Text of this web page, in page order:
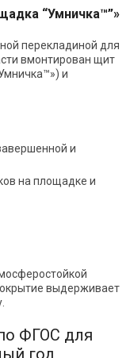
“Умничка™”»
перекладиной для
вмонтирован щит
и
и
на площадке и
выдерживает
ФГОС для
год